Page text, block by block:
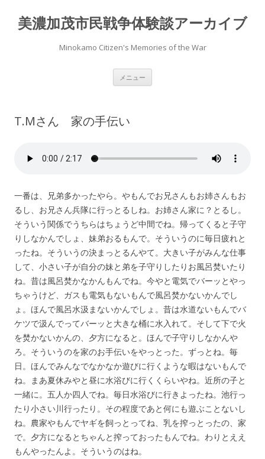
美濃加茂市民戦争体験談アーカイブ
Minokamo Citizen's Memories of the War
メニュー
T.Mさん 家の手伝い
一番は、兄弟多かったやら。やもんでお兄さんもお姉さんもお
るし、お兄さん兵隊に行っとるしね。お姉さん家に？とるし。
そういう関係でうちらはちょうど中間でね。帰ってくると子守
りしなかんでしょ、妹弟おるもんで。そういうのに毎日疲れと
ったね。そういうの決まっとるんやて。大きい子がみんな仕事
して、小さい子が自分の妹と弟を子守りしたりお風呂焚いたり
ね。昔は風呂焚かなかんもんでね。今やと電気でバーッとやっ
ちゃうけど、ガスも電気もないもんで風呂焚かないかんでし
ょ。ほんで風呂水汲まないかんでしょ。昔は水道ないもんでバ
ケツで汲んでってバーッと大きな桶に水入れて。そして下で火
を焚かないかんの、夕方になると。ほんで子守りしなかんや
ろ。そういうのを家のお手伝いをやっとった。ずっとね。毎
日。ほんでみんなでなかなか遊びに行くような暇はないもんで
ね。まあ夏休みやと昼に水浴びに行くくらいやね。近所の子と
一緒に。五人か四人でね。毎日水浴びに行きよったね。池行っ
たり小さい川行ったり。その程度であと何にも遊ぶことないし
ね。農家やもんでヤギを飼っとってね、乳を搾っとったの、家
で。夕方になるとちゃんと搾っておったもんでね。わりとええ
もんやったんよ。そういうのはね。